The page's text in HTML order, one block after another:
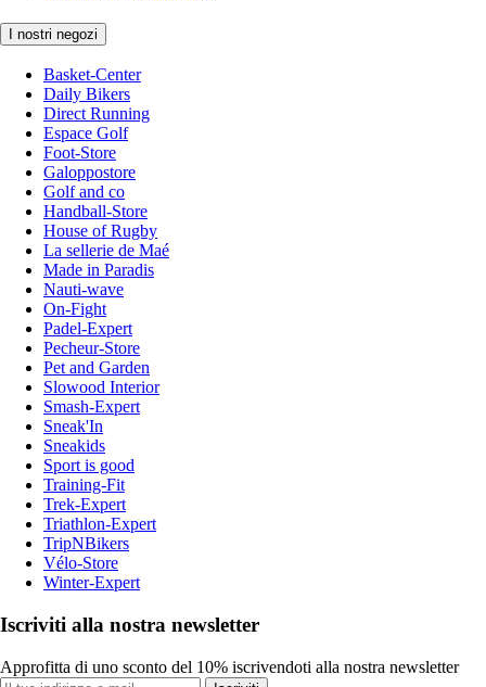
I nostri negozi
Basket-Center
Daily Bikers
Direct Running
Espace Golf
Foot-Store
Galoppostore
Golf and co
Handball-Store
House of Rugby
La sellerie de Maé
Made in Paradis
Nauti-wave
On-Fight
Padel-Expert
Pecheur-Store
Pet and Garden
Slowood Interior
Smash-Expert
Sneak'In
Sneakids
Sport is good
Training-Fit
Trek-Expert
Triathlon-Expert
TripNBikers
Vélo-Store
Winter-Expert
Iscriviti alla nostra newsletter
Approfitta di uno sconto del 10% iscrivendoti alla nostra newsletter